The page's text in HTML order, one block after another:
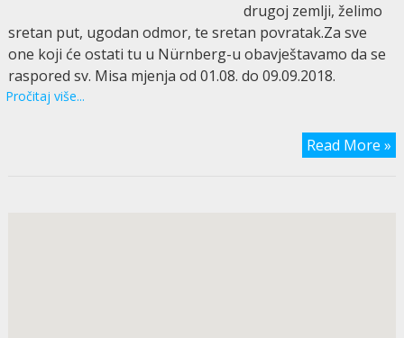
drugoj zemlji, želimo
sretan put, ugodan odmor, te sretan povratak.Za sve
one koji će ostati tu u Nürnberg-u obavještavamo da se
raspored sv. Misa mjenja od 01.08. do 09.09.2018.
Pročitaj više...
Read More »